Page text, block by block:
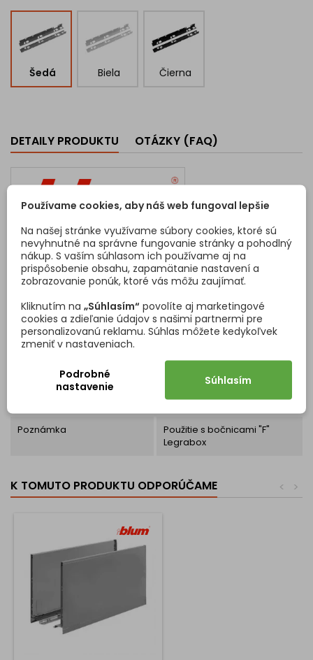
Šedá Biela Čierna
DETAILY PRODUKTU OTÁZKY (FAQ)
Kód8783
Vlastnosti produktu
Povrchová úprava Šedá
Pár - ľavá + pravá
Legrabox
Poznámka
Použitie s bočnicami "F"
Legrabox
K TOMUTO PRODUKTU ODPORÚČAME >
<
Používame cookies, aby náš web fungoval lepšie
Na našej stránke využívame súbory cookies, ktoré sú
nevyhnutné na správne fungovanie stránky a pohodlný
nákup. S vaším súhlasom ich používame aj na
prispôsobenie obsahu, zapamätanie nastavení a
zobrazovanie ponúk, ktoré vás môžu zaujímať.
Kliknutím na „Súhlasím“ povolíte aj marketingové
cookies a zdieľanie údajov s našimi partnermi pre
personalizovanú reklamu. Súhlas môžete kedykoľvek
zmeniť v nastaveniach.
Podrobné
nastavenie
Súhlasím